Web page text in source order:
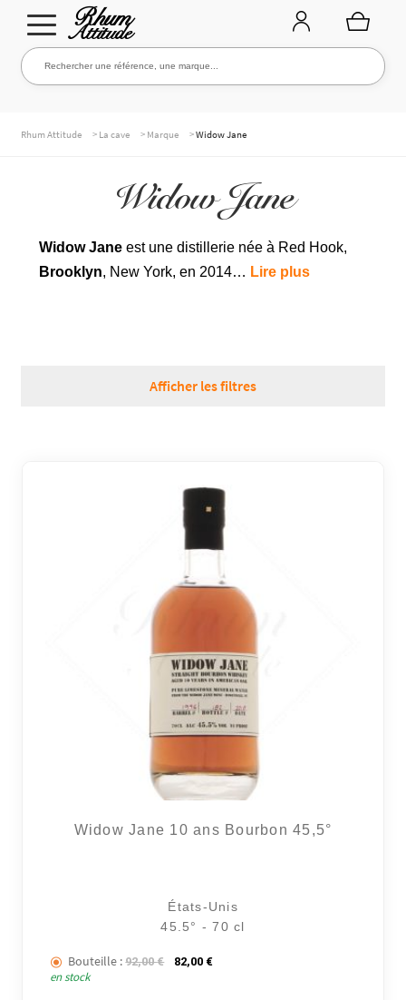
Aller
à
Aller
au
Rechercher une référence, une marque...
Rechercher
WHISKIES & +
Rhum Attitude > La cave > Marque >Widow Jane
Widow Jane
Widow Janeest une distillerie née à Red Hook,
Brooklyn, New York, en 2014… Lire plus
Afficher les filtres
Widow Jane 10 ans Bourbon 45,5°
États-Unis
45.5° - 70 cl
Bouteille : 92,00€ Le prix initial était : 92,00 €.
82,00 €Le prix actuel est : 82,00 €.
en stock